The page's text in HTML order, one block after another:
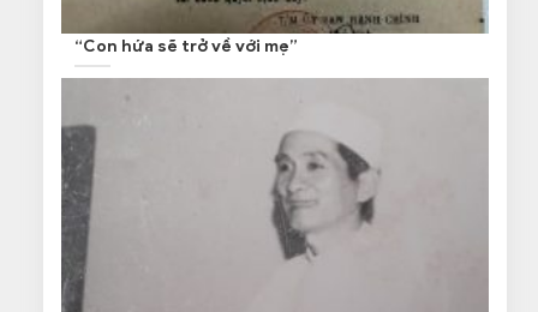
“Con hứa sẽ trở về với mẹ”